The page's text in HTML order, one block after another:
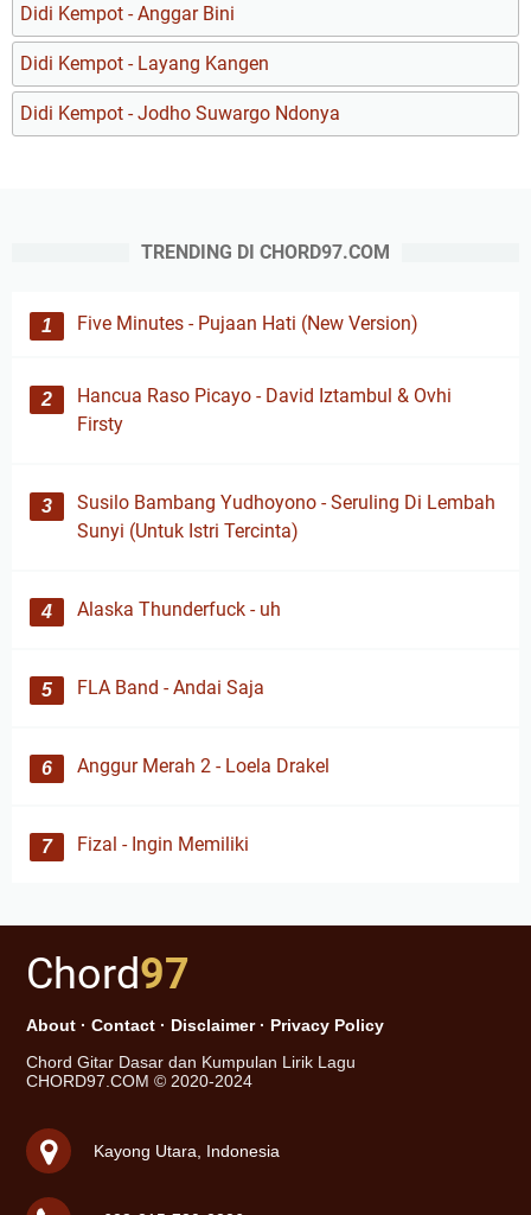
Didi Kempot - Anggar Bini
Didi Kempot - Layang Kangen
Didi Kempot - Jodho Suwargo Ndonya
TRENDING DI CHORD97.COM
Five Minutes - Pujaan Hati (New Version)
Hancua Raso Picayo - David Iztambul & Ovhi
Firsty
Susilo Bambang Yudhoyono - Seruling Di Lembah
Sunyi (Untuk Istri Tercinta)
Alaska Thunderfuck - uh
FLA Band - Andai Saja
Anggur Merah 2 - Loela Drakel
Fizal - Ingin Memiliki
Chord97
About · Contact · Disclaimer· Privacy Policy
Chord Gitar Dasar dan Kumpulan Lirik Lagu
CHORD97.COM © 2020-2024
Kayong Utara, Indonesia